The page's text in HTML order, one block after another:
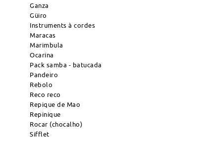
Ganza
Güiro
Instruments à cordes
Maracas
Marimbula
Ocarina
Pack samba - batucada
Pandeiro
Rebolo
Reco reco
Repique de Mao
Repinique
Rocar (chocalho)
Sifflet